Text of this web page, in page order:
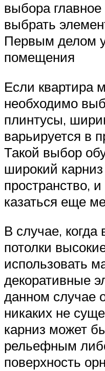
выбора
выбрать
Первым делом
помещения
Если квартира
необходимо
плинтусы,
варьируется в
Такой выбор
широкий
пространство,
казаться еще
В случае,
потолки
использовать
декоративные
данном случае
никаких не
карниз может
рельефным
поверхность